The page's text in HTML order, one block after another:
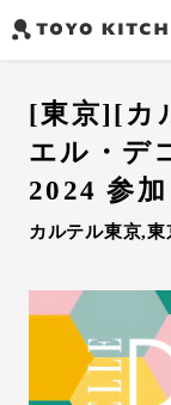
オープンキッチン
ペニンシュラキッ
製品を探す
システムキッチン
家具・照明・タイ
実例から探す
私たちについて
ジャーナルを読
オンラインスト
[東京][カ
エル・デ
2024 参加
カルテル東京,